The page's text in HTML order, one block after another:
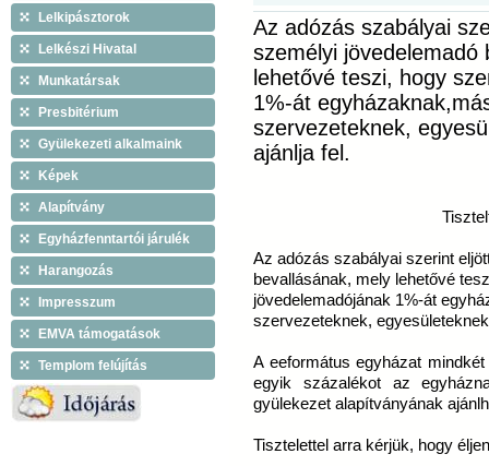
Lelkipásztorok
Lelkészi Hivatal
Munkatársak
Presbitérium
Gyülekezeti alkalmaink
Képek
Alapítvány
Egyházfenntartói járulék
Harangozás
Impresszum
EMVA támogatások
Templom felújítás
Az adózás szabályai
személyi jövedelemadó
lehetővé teszi, hogy
1%-át
szervezeteknek,
ajánlja fel.
Az adózás szabályai szerint
bevallásának, mely lehetővé
jövedelemadójának 1%-át
szervezeteknek,
A eeformátus egyházat
egyik százalékot az
gyülekezet alapítványának
Tisztelettel arra kérjük, hogy